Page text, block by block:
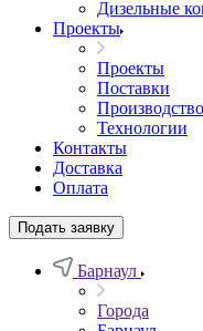
Дизельные
Проекты
Проекты
Поставки
Производство
Технологии
Контакты
Доставка
Оплата
Подать заявку
Барнаул
Города